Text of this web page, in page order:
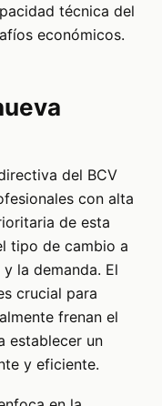
técnica del
económicos.
del BCV
con alta
de esta
tipo de cambio a
la demanda. El
crucial para
frenan el
establecer un
y eficiente.